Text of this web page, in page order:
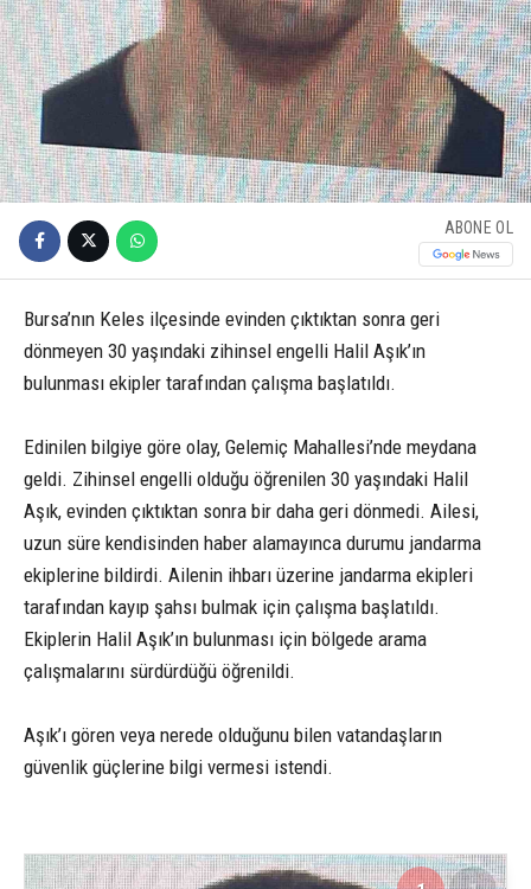
ABONE OL
Bursa’nın Keles ilçesinde evinden çıktıktan sonra geri
dönmeyen 30 yaşındaki zihinsel engelli Halil Aşık’ın
bulunması ekipler tarafından çalışma başlatıldı.
Edinilen bilgiye göre olay, Gelemiç Mahallesi’nde meydana
geldi. Zihinsel engelli olduğu öğrenilen 30 yaşındaki Halil
Aşık, evinden çıktıktan sonra bir daha geri dönmedi. Ailesi,
uzun süre kendisinden haber alamayınca durumu jandarma
ekiplerine bildirdi. Ailenin ihbarı üzerine jandarma ekipleri
tarafından kayıp şahsı bulmak için çalışma başlatıldı.
Ekiplerin Halil Aşık’ın bulunması için bölgede arama
çalışmalarını sürdürdüğü öğrenildi.
Aşık’ı gören veya nerede olduğunu bilen vatandaşların
güvenlik güçlerine bilgi vermesi istendi.